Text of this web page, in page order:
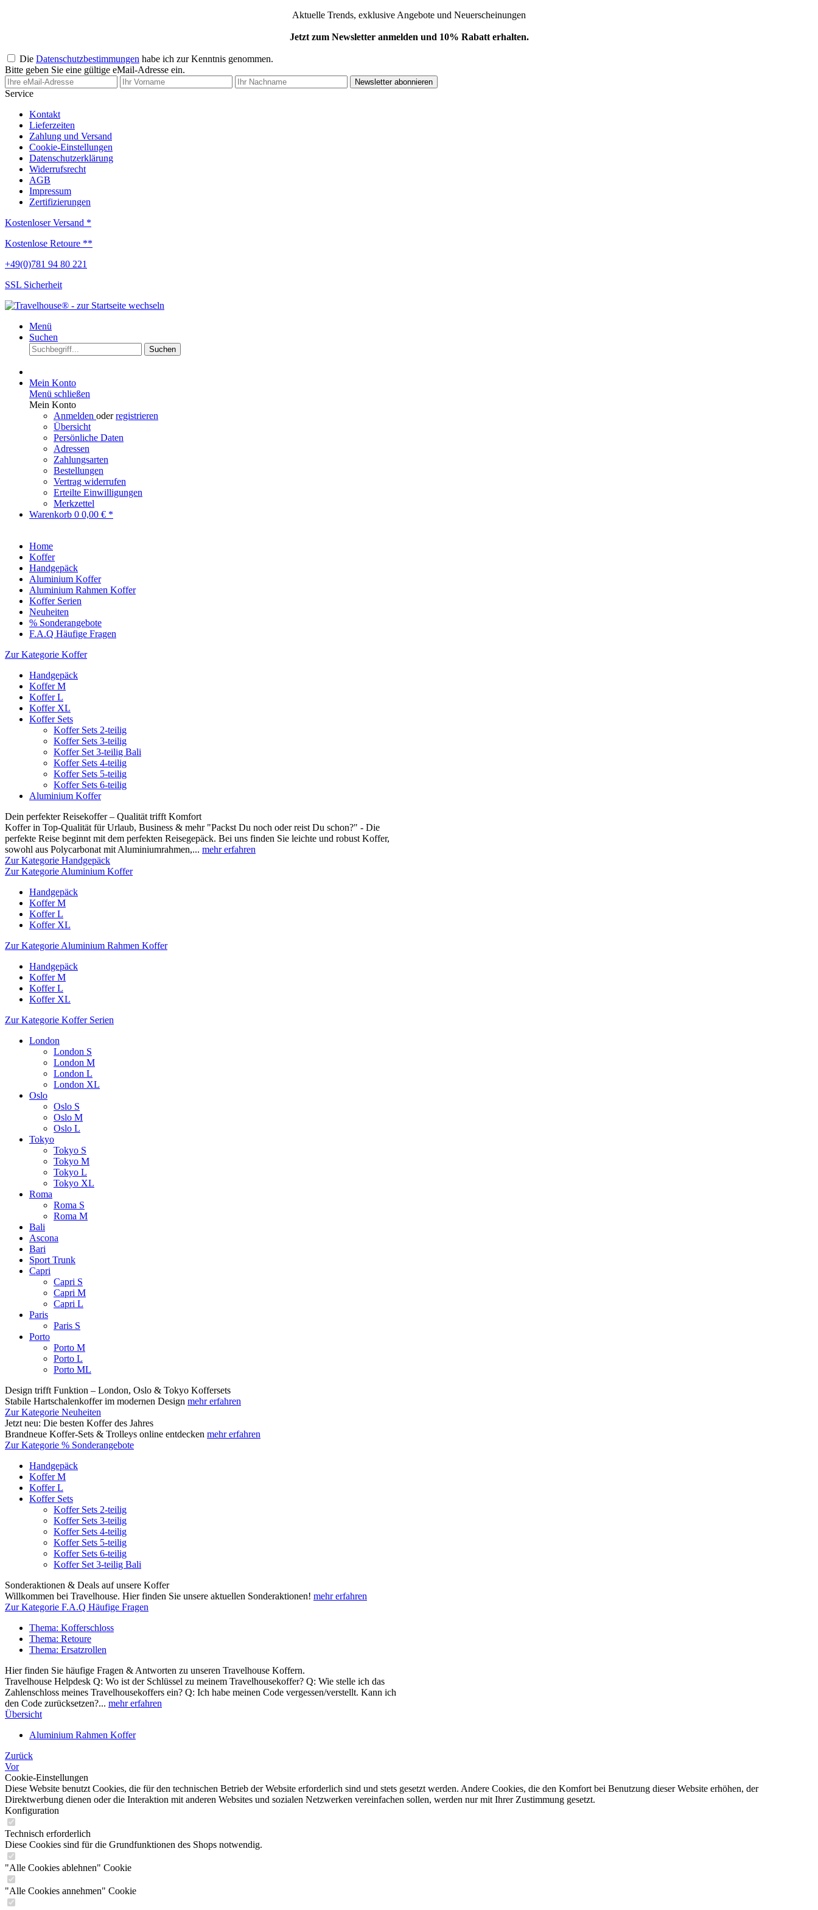
Aktuelle Trends, exklusive Angebote und Neuerscheinungen
Jetzt zum Newsletter anmelden und 10% Rabatt erhalten.
Die Datenschutzbestimmungen habe ich zur Kenntnis genommen.
Bitte geben Sie eine gültige eMail-Adresse ein.
Newsletter abonnieren
Service
Kontakt
Lieferzeiten
Zahlung und Versand
Cookie-Einstellungen
Datenschutzerklärung
Widerrufsrecht
AGB
Impressum
Zertifizierungen
Kostenloser Versand *
Kostenlose Retoure **
+49(0)781 94 80 221
SSL Sicherheit
Menü
Suchen
Suchen
Mein Konto
Menü schließen
Mein Konto
Anmelden oderregistrieren
Übersicht
Persönliche Daten
Adressen
Zahlungsarten
Bestellungen
Vertrag widerrufen
Erteilte Einwilligungen
Merkzettel
Warenkorb 0 0,00 € *
Home
Koffer
Handgepäck
Aluminium Koffer
Aluminium Rahmen Koffer
Koffer Serien
Neuheiten
% Sonderangebote
F.A.Q Häufige Fragen
Zur Kategorie Koffer
Handgepäck
Koffer M
Koffer L
Koffer XL
Koffer Sets
Koffer Sets 2-teilig
Koffer Sets 3-teilig
Koffer Set 3-teilig Bali
Koffer Sets 4-teilig
Koffer Sets 5-teilig
Koffer Sets 6-teilig
Aluminium Koffer
Dein perfekter Reisekoffer – Qualität trifft Komfort
Koffer in Top-Qualität für Urlaub, Business & mehr "Packst Du noch oder reist Du schon?" - Die
perfekte Reise beginnt mit dem perfekten Reisegepäck. Bei uns finden Sie leichte und robust Koffer,
sowohl aus Polycarbonat mit Aluminiumrahmen,... mehr erfahren
Zur Kategorie Handgepäck
Zur Kategorie Aluminium Koffer
Handgepäck
Koffer M
Koffer L
Koffer XL
Zur Kategorie Aluminium Rahmen Koffer
Handgepäck
Koffer M
Koffer L
Koffer XL
Zur Kategorie Koffer Serien
London
London S
London M
London L
London XL
Oslo
Oslo S
Oslo M
Oslo L
Tokyo
Tokyo S
Tokyo M
Tokyo L
Tokyo XL
Roma
Roma S
Roma M
Bali
Ascona
Bari
Sport Trunk
Capri
Capri S
Capri M
Capri L
Paris
Paris S
Porto
Porto M
Porto L
Porto ML
Design trifft Funktion – London, Oslo & Tokyo Koffersets
Stabile Hartschalenkoffer im modernen Design mehr erfahren
Zur Kategorie Neuheiten
Jetzt neu: Die besten Koffer des Jahres
Brandneue Koffer-Sets & Trolleys online entdecken mehr erfahren
Zur Kategorie % Sonderangebote
Handgepäck
Koffer M
Koffer L
Koffer Sets
Koffer Sets 2-teilig
Koffer Sets 3-teilig
Koffer Sets 4-teilig
Koffer Sets 5-teilig
Koffer Sets 6-teilig
Koffer Set 3-teilig Bali
Sonderaktionen & Deals auf unsere Koffer
Willkommen bei Travelhouse. Hier finden Sie unsere aktuellen Sonderaktionen! mehr erfahren
Zur Kategorie F.A.Q Häufige Fragen
Thema: Kofferschloss
Thema: Retoure
Thema: Ersatzrollen
Hier finden Sie häufige Fragen & Antworten zu unseren Travelhouse Koffern.
Travelhouse Helpdesk Q: Wo ist der Schlüssel zu meinem Travelhousekoffer? Q: Wie stelle ich das
Zahlenschloss meines Travelhousekoffers ein? Q: Ich habe meinen Code vergessen/verstellt. Kann ich
den Code zurücksetzen?... mehr erfahren
Übersicht
Aluminium Rahmen Koffer
Zurück
Vor
Cookie-Einstellungen
Diese Website benutzt Cookies, die für den technischen Betrieb der Website erforderlich sind und stets gesetzt werden. Andere Cookies, die den Komfort bei Benutzung dieser Website erhöhen, der
Direktwerbung dienen oder die Interaktion mit anderen Websites und sozialen Netzwerken vereinfachen sollen, werden nur mit Ihrer Zustimmung gesetzt.
Konfiguration
Technisch erforderlich
Diese Cookies sind für die Grundfunktionen des Shops notwendig.
"Alle Cookies ablehnen" Cookie
"Alle Cookies annehmen" Cookie